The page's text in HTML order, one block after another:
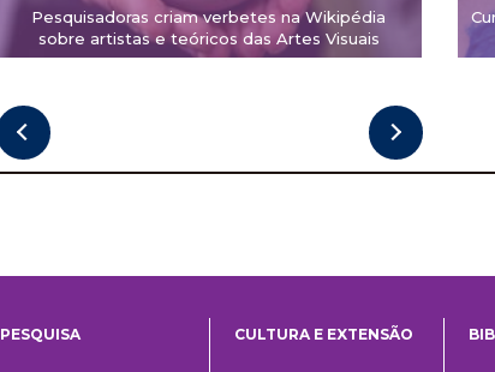
Pesquisadoras criam verbetes na Wikipédia
sobre artistas e teóricos das Artes Visuais
PESQUISA CULTURA E EXTENSÃO